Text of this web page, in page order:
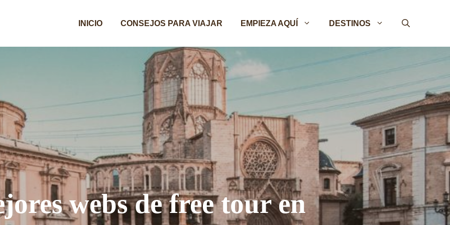
INICIO CONSEJOS PARA VIAJAR EMPIEZA AQUÍ DESTINOS
webs de free tour en